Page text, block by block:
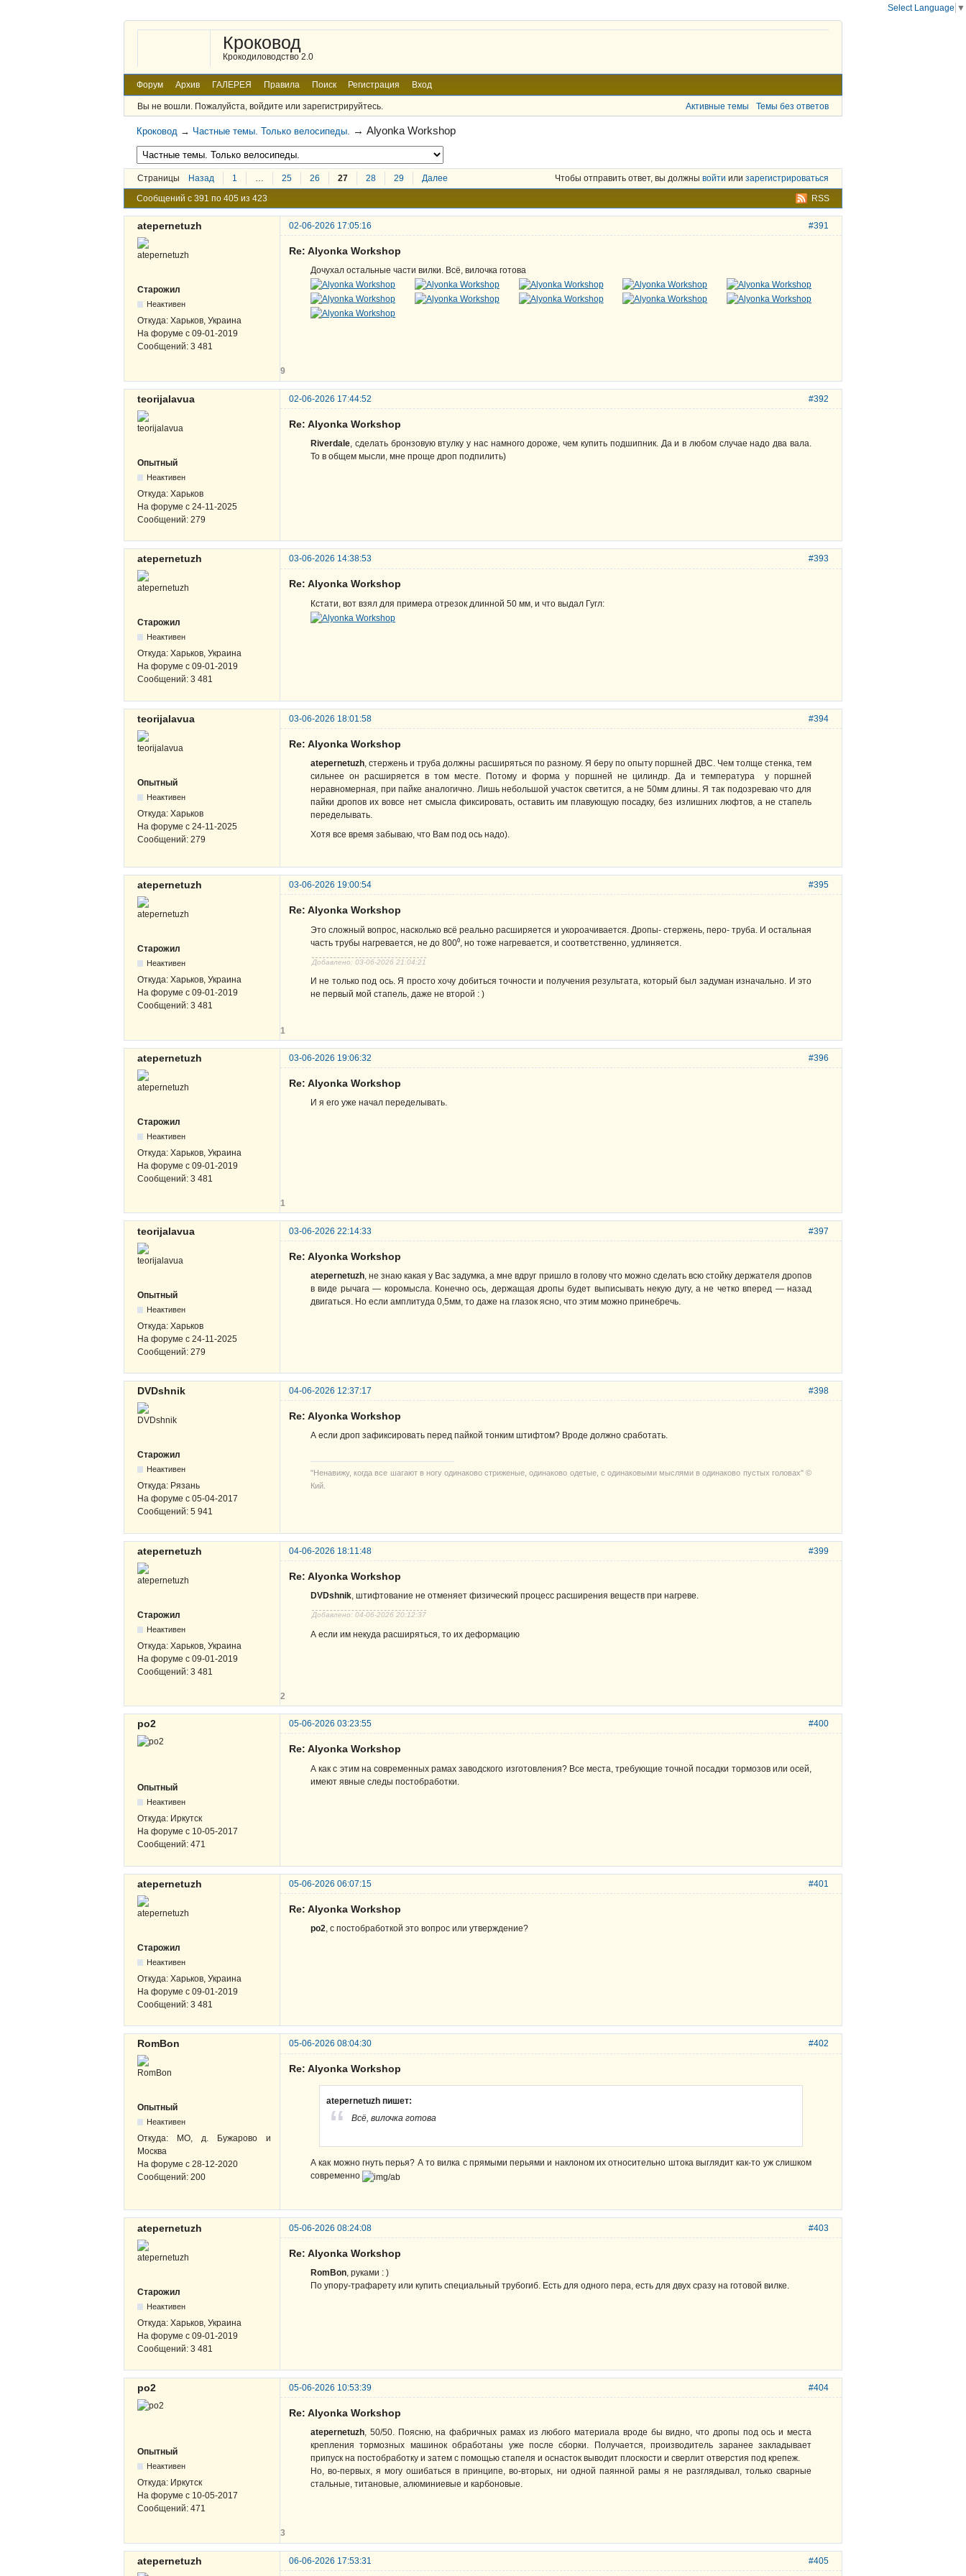
Кроковод
Крокодиловодство 2.0
Форум Архив ГАЛЕРЕЯ Правила Поиск Регистрация Вход
Вы не вошли. Пожалуйста, войдите или зарегистрируйтесь. Активные темы Темы без ответов
Кроковод → Частные темы. Только велосипеды. →Alyonka Workshop
Страницы Назад 1 … 25 26 27 28 29 Далее Чтобы отправить ответ, вы должны войти или зарегистрироваться
RSS
Сообщений с 391 по 405 из 423
#391
atepernetuzh 02-06-2026 17:05:16
Старожил
Неактивен
Откуда: Харьков, Украина
На форуме с 09-01-2019
Сообщений: 3 481
Re: Alyonka Workshop
Дочухал остальные части вилки. Всё, вилочка готова
9
#392
teorijalavua 02-06-2026 17:44:52
Опытный
Неактивен
Откуда: Харьков
На форуме с 24-11-2025
Сообщений: 279
Re: Alyonka Workshop
Riverdale, сделать бронзовую втулку у нас намного дороже, чем купить подшипник. Да и в любом случае надо два вала.
То в общем мысли, мне проще дроп подпилить)
#393
atepernetuzh 03-06-2026 14:38:53
Старожил
Неактивен
Откуда: Харьков, Украина
На форуме с 09-01-2019
Сообщений: 3 481
Re: Alyonka Workshop
Кстати, вот взял для примера отрезок длинной 50 мм, и что выдал Гугл:
#394
teorijalavua 03-06-2026 18:01:58
Опытный
Неактивен
Откуда: Харьков
На форуме с 24-11-2025
Сообщений: 279
Re: Alyonka Workshop
atepernetuzh, стержень и труба должны расширяться по разному. Я беру по опыту поршней ДВС. Чем толще стенка, тем
сильнее он расширяется в том месте. Потому и форма у поршней не цилиндр. Да и температура у поршней
неравномерная, при пайке аналогично. Лишь небольшой участок светится, а не 50мм длины. Я так подозреваю что для
пайки дропов их вовсе нет смысла фиксировать, оставить им плавующую посадку, без излишних люфтов, а не стапель
переделывать.
Хотя все время забываю, что Вам под ось надо).
#395
atepernetuzh 03-06-2026 19:00:54
Старожил
Неактивен
Откуда: Харьков, Украина
На форуме с 09-01-2019
Сообщений: 3 481
Re: Alyonka Workshop
Это сложный вопрос, насколько всё реально расширяется и укороачивается. Дропы- стержень, перо- труба. И остальная
часть трубы нагревается, не до 800⁰, но тоже нагревается, и соответственно, удлиняется.
Добавлено: 03-06-2026 21:04:21
И не только под ось. Я просто хочу добиться точности и получения результата, который был задуман изначально. И это
не первый мой стапель, даже не второй : )
1
#396
atepernetuzh 03-06-2026 19:06:32
Старожил
Неактивен
Откуда: Харьков, Украина
На форуме с 09-01-2019
Сообщений: 3 481
Re: Alyonka Workshop
И я его уже начал переделывать.
1
#397
teorijalavua 03-06-2026 22:14:33
Опытный
Неактивен
Откуда: Харьков
На форуме с 24-11-2025
Сообщений: 279
Re: Alyonka Workshop
atepernetuzh, не знаю какая у Вас задумка, а мне вдруг пришло в голову что можно сделать всю стойку держателя дропов
в виде рычага — коромысла. Конечно ось, держащая дропы будет выписывать некую дугу, а не четко вперед — назад
двигаться. Но если амплитуда 0,5мм, то даже на глазок ясно, что этим можно принебречь.
#398
DVDshnik 04-06-2026 12:37:17
Старожил
Неактивен
Откуда: Рязань
На форуме с 05-04-2017
Сообщений: 5 941
Re: Alyonka Workshop
А если дроп зафиксировать перед пайкой тонким штифтом? Вроде должно сработать.
"Ненавижу, когда все шагают в ногу одинаково стриженые, одинаково одетые, с одинаковыми мыслями в одинаково пустых головах" ©
Кий.
#399
atepernetuzh 04-06-2026 18:11:48
Старожил
Неактивен
Откуда: Харьков, Украина
На форуме с 09-01-2019
Сообщений: 3 481
Re: Alyonka Workshop
DVDshnik, штифтование не отменяет физический процесс расширения веществ при нагреве.
Добавлено: 04-06-2026 20:12:37
А если им некуда расширяться, то их деформацию
2
#400
po2 05-06-2026 03:23:55
Опытный
Неактивен
Откуда: Иркутск
На форуме с 10-05-2017
Сообщений: 471
Re: Alyonka Workshop
А как с этим на современных рамах заводского изготовления? Все места, требующие точной посадки тормозов или осей,
имеют явные следы постобработки.
#401
atepernetuzh 05-06-2026 06:07:15
Старожил
Неактивен
Откуда: Харьков, Украина
На форуме с 09-01-2019
Сообщений: 3 481
Re: Alyonka Workshop
po2, с постобработкой это вопрос или утверждение?
#402
RomBon 05-06-2026 08:04:30
Опытный
Неактивен
Откуда:
МО, д. Бужарово и
Москва
На форуме с 28-12-2020
Сообщений: 200
Re: Alyonka Workshop
atepernetuzh пишет:
Всё, вилочка готова
А как можно гнуть перья? А то вилка с прямыми перьями и наклоном их относительно штока выглядит как-то уж слишком
современно
#403
atepernetuzh 05-06-2026 08:24:08
Старожил
Неактивен
Откуда: Харьков, Украина
На форуме с 09-01-2019
Сообщений: 3 481
Re: Alyonka Workshop
RomBon, руками : )
По упору-трафарету или купить специальный трубогиб. Есть для одного пера, есть для двух сразу на готовой вилке.
#404
po2 05-06-2026 10:53:39
Опытный
Неактивен
Откуда: Иркутск
На форуме с 10-05-2017
Сообщений: 471
Re: Alyonka Workshop
atepernetuzh, 50/50. Поясню, на фабричных рамах из любого материала вроде бы видно, что дропы под ось и места
крепления тормозных машинок обработаны уже после сборки. Получается, производитель заранее закладывает
припуск на постобработку и затем с помощью стапеля и оснасток выводит плоскости и сверлит отверстия под крепеж.
Но, во-первых, я могу ошибаться в принципе, во-вторых, ни одной паянной рамы я не разглядывал, только сварные
стальные, титановые, алюминиевые и карбоновые.
3
#405
atepernetuzh 06-06-2026 17:53:31
Select Language ▼